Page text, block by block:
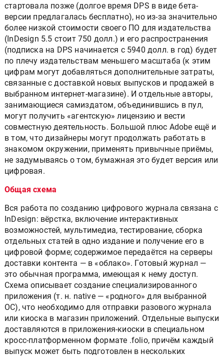
стартовала позже (долгое время DPS в виде бета-
версии предлагалась бесплатно), но из-за значительно
более низкой стоимости своего ПО для издательства
(InDesign 5.5 стоит 750 долл.) и его распространения
(подписка на DPS начинается с 5940 долл. в год) будет
по плечу издательствам меньшего масштаба (к этим
цифрам могут добавляться дополнительные затраты,
связанные с доставкой новых выпусков и продажей в
выбранном интернет-магазине). И отдельные авторы,
занимающиеся самиздатом, объединившись в пул,
могут получить «агентскую» лицензию и вести
совместную деятельность. Большой плюс Adobe ещё и
в том, что дизайнеры могут продолжать работать в
знакомом окружении, применять привычные приёмы,
не задумываясь о том, бумажная это будет версия или
цифровая.
Общая схема
Вся работа по созданию цифрового журнала связана с
InDesign: вёрстка, включение интерактивных
возможностей, мультимедиа, тестирование, сборка
отдельных статей в одно издание и получение его в
цифровой форме; содержимое передаётся на серверы
доставки контента — в «облако». Готовый журнал —
это обычная программа, имеющая к нему доступ.
Схема описывает создание специализированного
приложения (т. н. native — «родного» для выбранной
ОС), что необходимо для отправки разового журнала
или киоска в магазин приложений. Отдельные выпуски
доставляются в приложения-киоски в специальном
кросс-платформенном формате .folio, причём каждый
выпуск может быть подготовлен в нескольких